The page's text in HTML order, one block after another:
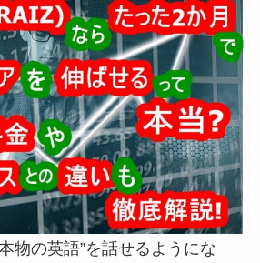
物の英語”を話せるようにな